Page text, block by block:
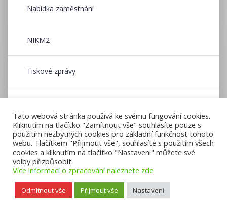
Nabídka zaměstnání
NIKM2
Tiskové zprávy
Zpravodaj CENIA
Tato webová stránka používá ke svému fungování cookies.
Kliknutím na tlačítko "Zamítnout vše" souhlasíte pouze s
použitím nezbytných cookies pro základní funkčnost tohoto
webu. Tlačítkem "Přijmout vše", souhlasíte s použitím všech
cookies a kliknutím na tlačítko "Nastavení" můžete své
volby přizpůsobit.
Více informací o zpracování naleznete zde
Odmítnout vše Přijmout vše Nastavení